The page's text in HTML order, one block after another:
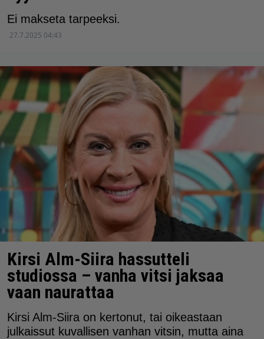
Ei makseta tarpeeksi.
27.7.2025 04:43
Kirsi Alm-Siira hassutteli
studiossa – vanha vitsi jaksaa
vaan naurattaa
Kirsi Alm-Siira on kertonut, tai oikeastaan
julkaissut kuvallisen vanhan vitsin, mutta aina